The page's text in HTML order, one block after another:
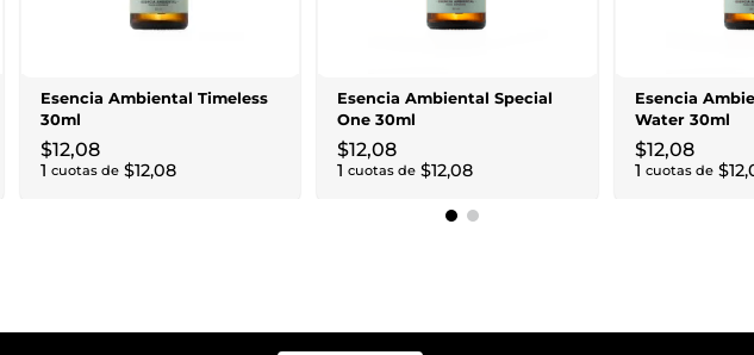
Esencia Ambiental Timeless
30ml
$12,08
1 cuotas de $12,08
Esencia Ambiental Special
One 30ml
$12,08
1 cuotas de $12,08
Esencia
Water 30ml
$12,08
1 cuotas de $12,